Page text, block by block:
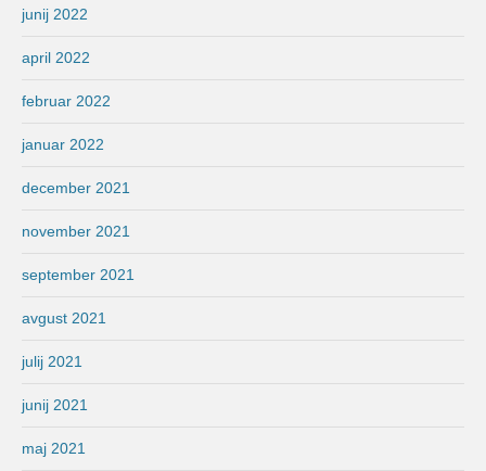
junij 2022
april 2022
februar 2022
januar 2022
december 2021
november 2021
september 2021
avgust 2021
julij 2021
junij 2021
maj 2021